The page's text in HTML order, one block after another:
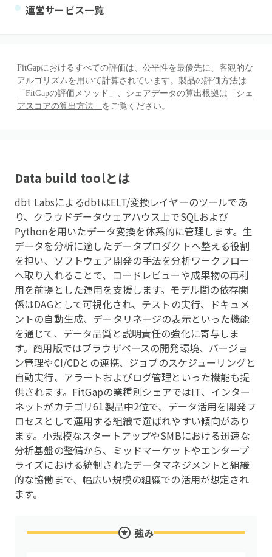
運営サービス一覧
FitGapにおけるすべての評価は、公平性を最優先に、客観的な
アルゴリズムを用いて計算されています。製品の評価方法は
「FitGapの評価メソッド」 、シェアデータの算出根拠は 「シェ
アスコアの算出方法」 をご覧ください。
Data build toolとは
dbt LabsによるdbtはELT/変換レイヤーのツールであ
り、クラウドデータウェアハウス上でSQLおよび
Pythonを用いたデータ変換を体系的に管理します。生
データを分析に適したデータプロダクトへ整える役割
を担い、ソフトウェア開発の手法を分析ワークフロー
へ取り入れることで、コードレビューや成果物の再利
用を前提とした運用を支援します。モデル間の依存関
係はDAGとして可視化され、テストの実行、ドキュメ
ントの自動生成、データリネージの表示といった機能
を通じて、データ品質と説明責任の強化に寄与しま
す。商用版ではブラウザベースの開発環境、バージョ
ン管理やCI/CDとの連携、ジョブのスケジューリングと
自動実行、アラートおよびログ管理といった機能も提
供されます。FitGapの業種別シェアではIT、インター
ネットがカテゴリ61製品中2位で、データ活用を開発プ
ロセスとして運用する組織で選ばれやすい傾向があり
ます。小規模なスタートアップやSMBにおける迅速な
分析基盤の整備から、ミッドマーケットやエンタープ
ライズにおける統制されたデータマネジメントと組織
的な協働まで、幅広い規模の組織での活用が想定され
ます。
強み